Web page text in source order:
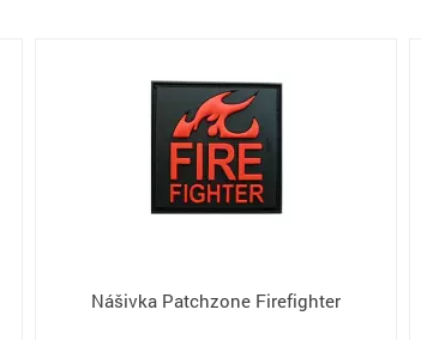
Nášivka Patchzone Firefighter